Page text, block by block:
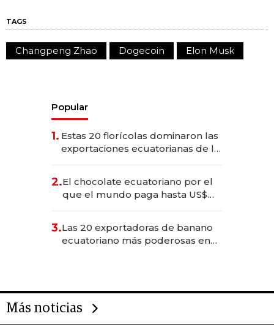
TAGS
Changpeng Zhao Dogecoin Elon Musk
Popular
1. Estas 20 florícolas dominaron las
exportaciones ecuatorianas de la
2.El chocolate ecuatoriano por el
que el mundo paga hasta US$
3.Las 20 exportadoras de banano
ecuatoriano más poderosas en
Más noticias